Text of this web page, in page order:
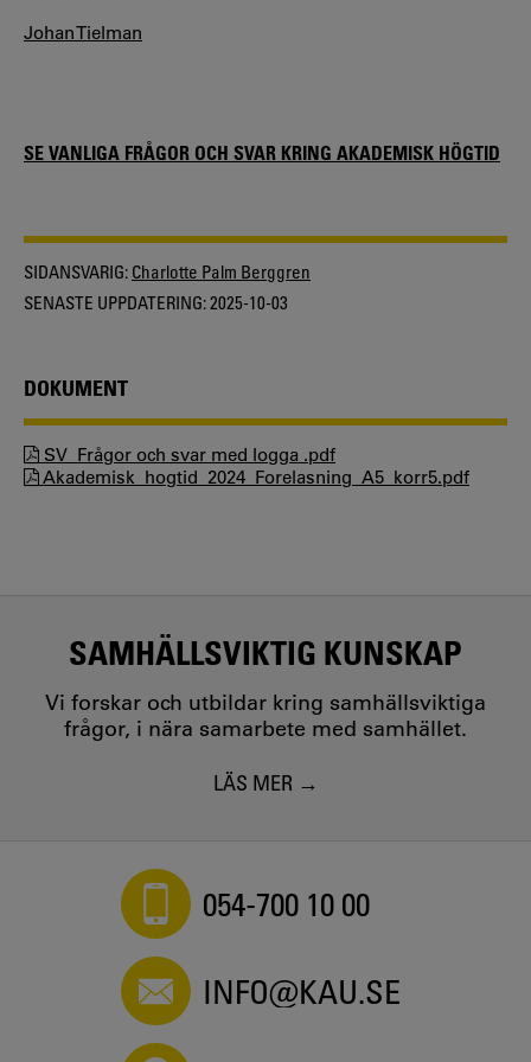
Johan Tielman
SE VANLIGA FRÅGOR OCH SVAR KRING AKADEMISK HÖGTID
SIDANSVARIG: Charlotte Palm Berggren
SENASTE UPPDATERING:2025-10-03
DOKUMENT
SV_Frågor och svar med logga .pdf
Akademisk_hogtid_2024_Forelasning_A5_korr5.pdf
SAMHÄLLSVIKTIG KUNSKAP
Vi forskar och utbildar kring samhällsviktiga
frågor, i nära samarbete med samhället.
LÄS MER
054-700 10 00
INFO@KAU.SE